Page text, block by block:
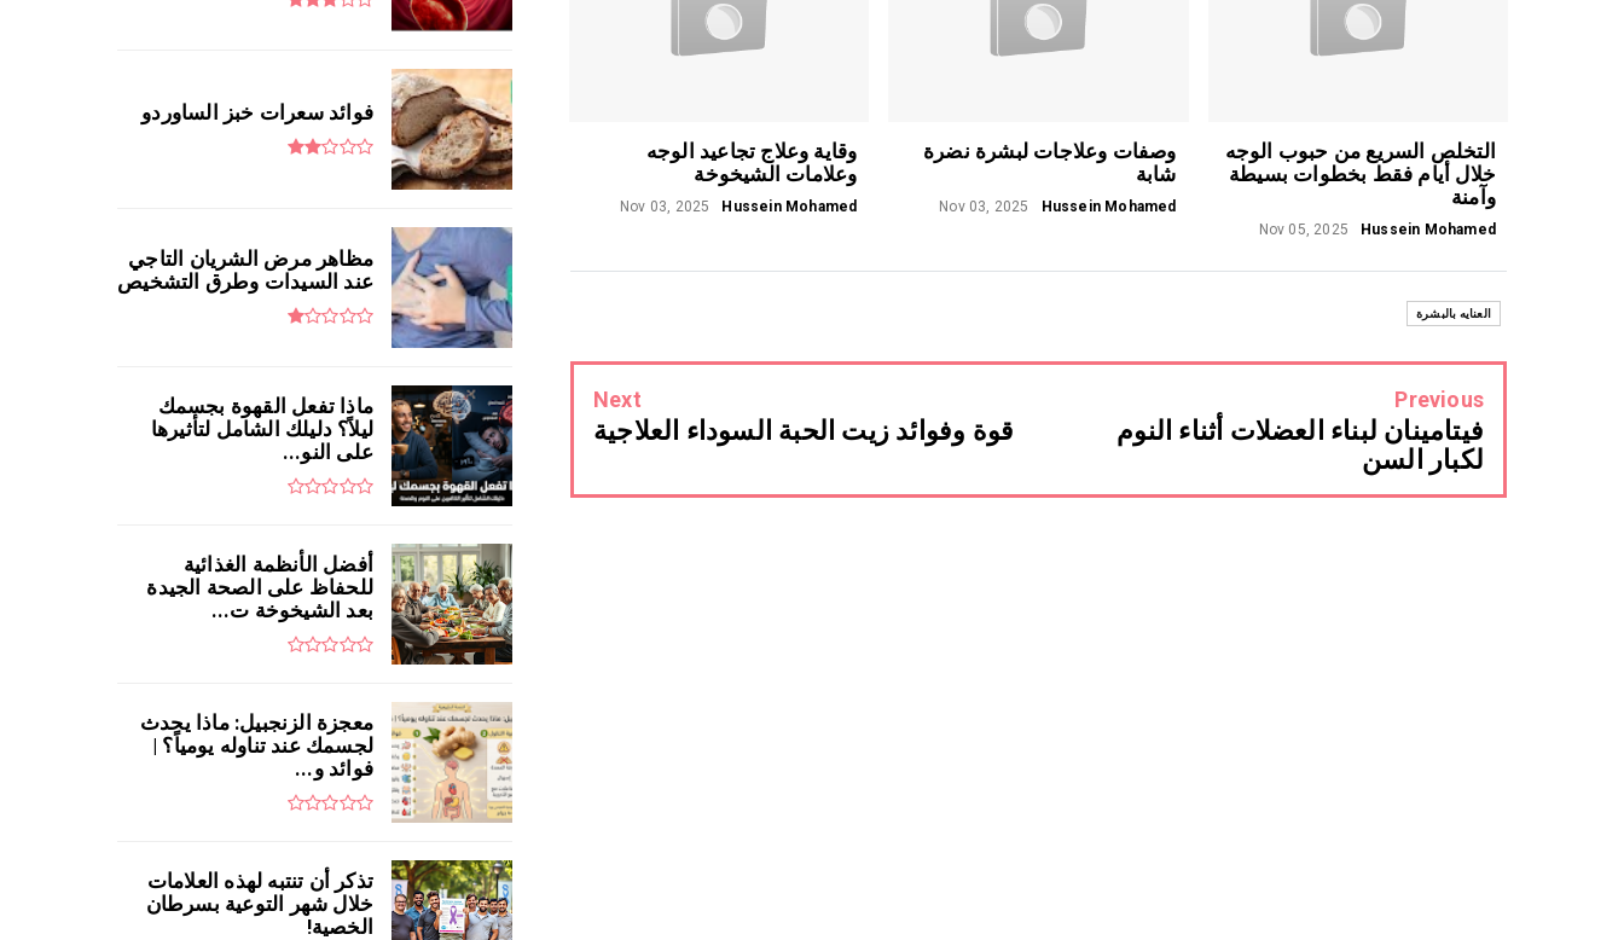
التخلص السريع من حبوب الوجه
خلال أيام فقط بخطوات بسيطة
وآمنة
Hussein Mohamed
Nov 05, 2025
وصفات وعلاجات لبشرة نضرة
شابة
Hussein Mohamed
Nov 03, 2025
وقاية وعلاج تجاعيد الوجه
وعلامات الشيخوخة
Hussein Mohamed
Nov 03, 2025
العنايه بالبشرة
Previous
فيتامينان لبناء العضلات أثناء النوم
لكبار السن
Next
قوة وفوائد زيت الحبة السوداء العلاجية
فوائد سعرات خبز الساوردو
مظاهر مرض الشريان التاجي
عند السيدات وطرق التشخيص
ماذا تفعل القهوة بجسمك
ليلاً؟ دليلك الشامل لتأثيرها
على النو...
أفضل الأنظمة الغذائية
للحفاظ على الصحة الجيدة
بعد الشيخوخة ت...
معجزة الزنجبيل: ماذا يحدث
لجسمك عند تناوله يومياً؟ |
فوائد و...
تذكر أن تنتبه لهذه العلامات
خلال شهر التوعية بسرطان
الخصية!